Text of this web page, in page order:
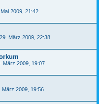
2009, 21:42
März 2009, 22:38
März 2009, 19:07
März 2009, 19:56